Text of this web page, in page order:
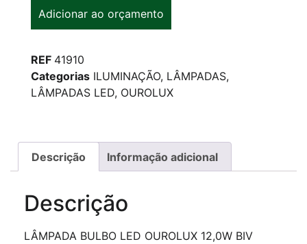
Adicionar ao orçamento
REF 41910
Categorias ILUMINAÇÃO, LÂMPADAS,
LÂMPADAS LED, OUROLUX
Descrição Informação adicional
Descrição
LÂMPADA BULBO LED OUROLUX 12,0W BIV